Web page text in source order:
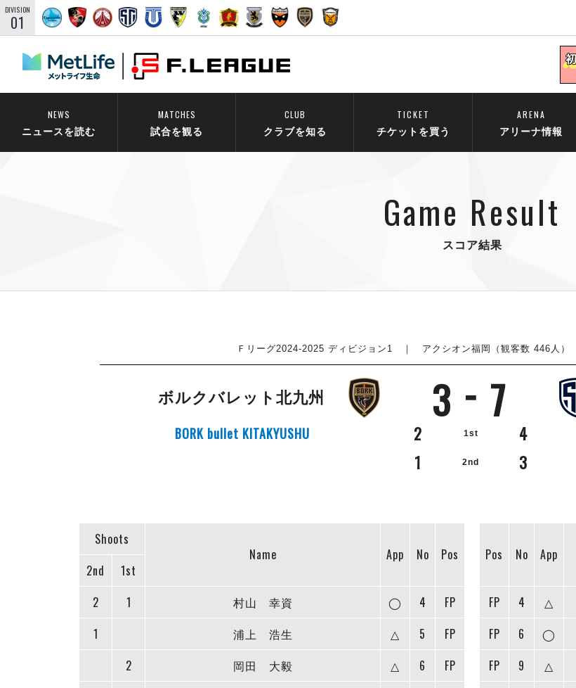
DIVISION
01
NEWS
ニュースを読む
MATCHES
試合を観る
CLUB
クラブを知る
TICKET
チケットを買う
ARENA
アリーナ情報
Game Result
スコア結果
Ｆリーグ2024-2025 ディビジョン1 ｜ アクシオン福岡（観客数 446
ボルクバレット北九州 3 7
BORK bullet KITAKYUSHU 2 1st 4
1 2nd 3
Shoots
Name
App No
Pos
2nd
1st
2
1 村山 幸資 ◯ 4
FP
1
浦上 浩生 △ 5
FP
2
岡田 大毅 △ 6
FP
Pos No App
FP
4 △
FP
6 ◯
FP
9 △